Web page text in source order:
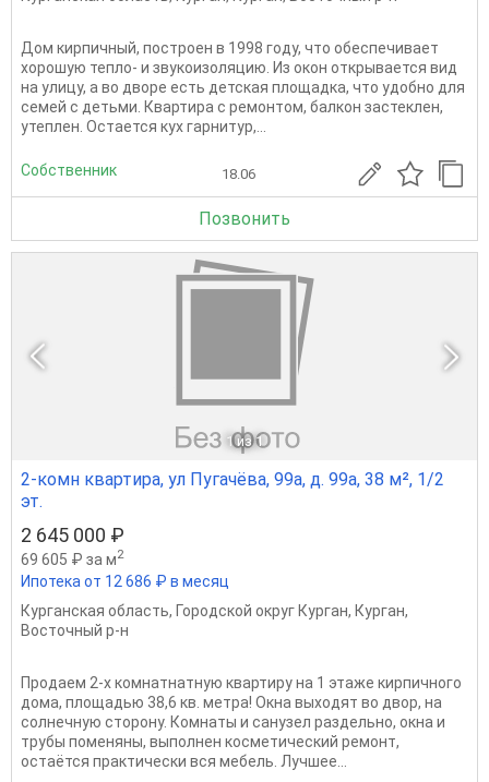
Дом кирпичный, построен в 1998 году, что обеспечивает
хорошую тепло- и звукоизоляцию. Из окон открывается вид
на улицу, а во дворе есть детская площадка, что удобно для
семей с детьми. Квартира с ремонтом, балкон застеклен,
утеплен. Остается кух гарнитур,...
Собственник 18.06
Позвонить
1 из 1
2-комн квартира, ул Пугачёва, 99а, д. 99а, 38 м², 1/2
эт.
2 645 000 ₽
69 605 ₽ за м2
Ипотека от 12 686 ₽ в месяц
Курганская область, Городской округ Курган, Курган,
Восточный р-н
Продаем 2-х комнатнатную квартиру на 1 этаже кирпичного
дома, площадью 38,6 кв. метра! Окна выходят во двор, на
солнечную сторону. Комнаты и санузел раздельно, окна и
трубы поменяны, выполнен косметический ремонт,
остаётся практически вся мебель. Лучшее...